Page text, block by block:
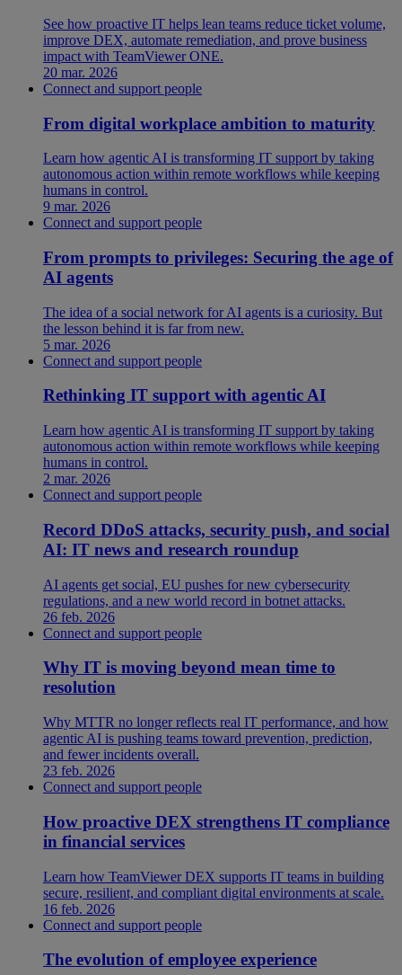
See how proactive IT helps lean teams reduce ticket volume,
improve DEX, automate remediation, and prove business
impact with TeamViewer ONE.
20 mar. 2026
Connect and support people
From digital workplace ambition to maturity
Learn how agentic AI is transforming IT support by taking
autonomous action within remote workflows while keeping
humans in control.
9 mar. 2026
Connect and support people
From prompts to privileges: Securing the age of
AI agents
The idea of a social network for AI agents is a curiosity. But
the lesson behind it is far from new.
5 mar. 2026
Connect and support people
Rethinking IT support with agentic AI
Learn how agentic AI is transforming IT support by taking
autonomous action within remote workflows while keeping
humans in control.
2 mar. 2026
Connect and support people
Record DDoS attacks, security push, and social
AI: IT news and research roundup
AI agents get social, EU pushes for new cybersecurity
regulations, and a new world record in botnet attacks.
26 feb. 2026
Connect and support people
Why IT is moving beyond mean time to
resolution
Why MTTR no longer reflects real IT performance, and how
agentic AI is pushing teams toward prevention, prediction,
and fewer incidents overall.
23 feb. 2026
Connect and support people
How proactive DEX strengthens IT compliance
in financial services
Learn how TeamViewer DEX supports IT teams in building
secure, resilient, and compliant digital environments at scale.
16 feb. 2026
Connect and support people
The evolution of employee experience